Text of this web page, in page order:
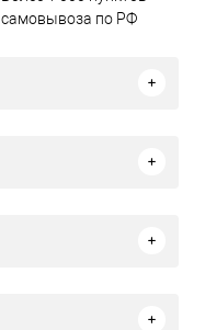
самовывоза по РФ